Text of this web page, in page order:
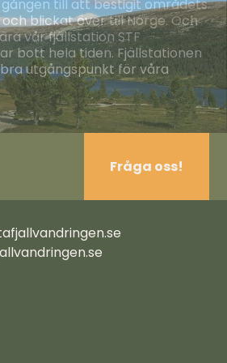
till att bestigit områdets
blickat över till Norge. Och
vår fjällstation STF
bott hela tiden. Fjällstationen
utgångspunkt för våra
Fråga oss!